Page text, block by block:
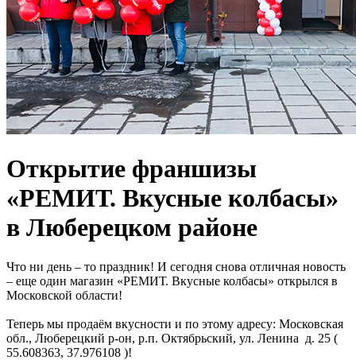
Открытие франшизы
«РЕМИТ. Вкусные колбасы»
в Люберецком районе
Что ни день – то праздник! И сегодня снова отличная новость
– еще один магазин «РЕМИТ. Вкусные колбасы» открылся в
Московской области!
Теперь мы продаём вкусности и по этому адресу: Московская
обл., Люберецкий р-он, р.п. Октябрьский, ул. Ленина д. 25 (
55.608363, 37.976108 )!